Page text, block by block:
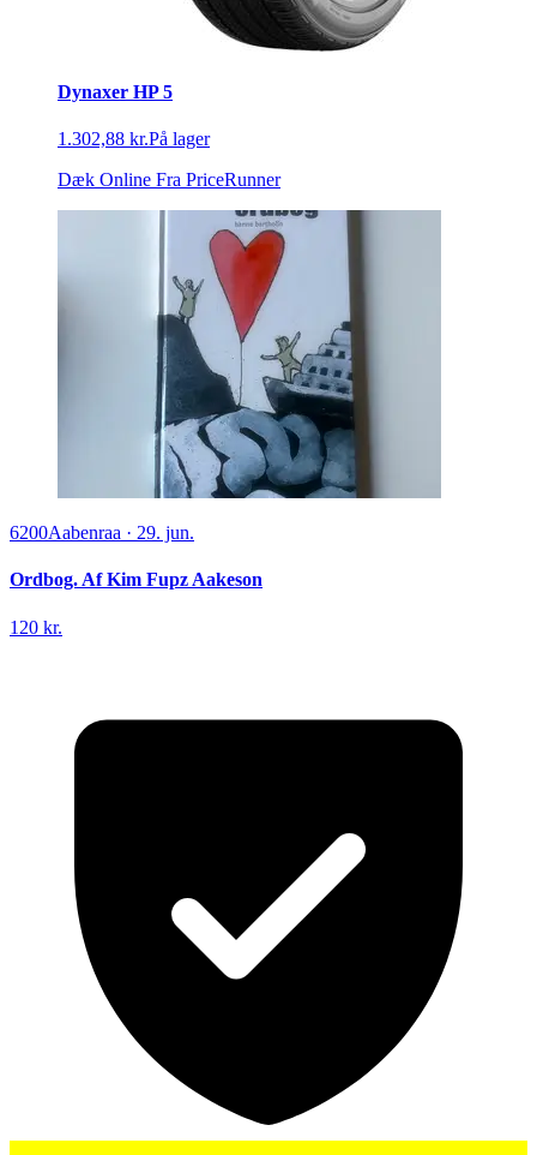
Dynaxer HP 5
1.302,88 kr.På lager
Dæk Online Fra PriceRunner
6200Aabenraa · 29. jun.
Ordbog. Af Kim Fupz Aakeson
120 kr.